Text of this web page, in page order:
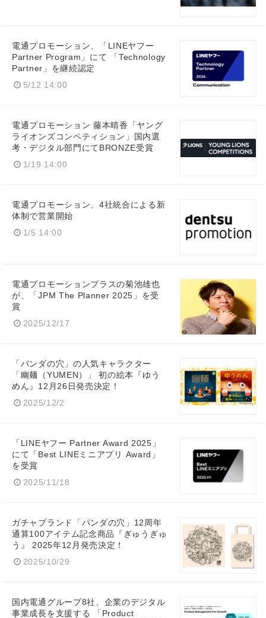
電通プロモーション、「LINEヤフー
Partner Program」にて 「Technology
Partner」を継続認定
5/12 14:00
電通プロモーション 藤本晴香「ヤング
ライオンズコンペティション」国内選
考・デジタル部門にてBRONZE受賞
1/19 14:00
電通プロモーション、4社統合による新
体制で営業開始
1/5 14:00
電通プロモーションプラスの菊池雄也
が、「JPM The Planner 2025」を受
賞
2025/12/17
「パンダの穴」の人気キャラクター
「幽麺（YUMEN）」 初の絵本『ゆう
めん』12月26日発売決定！
2025/12/2
「LINEヤフー Partner Award 2025」
にて「Best LINEミニアプリ Award」
を受賞
2025/11/18
ガチャブランド「パンダの穴」12周年
通算100アイテム記念商品『ぎゅうぎゅ
う』 2025年12月発売決定！
2025/10/29
国内電通グループ8社、企業のデジタル
事業成長を支援する 「Product